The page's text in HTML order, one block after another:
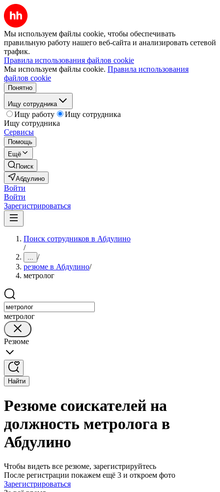
Мы используем файлы cookie, чтобы обеспечивать
правильную работу нашего веб-сайта и анализировать сетевой
трафик.
Правила использования файлов cookie
Мы используем файлы cookie. Правила использования
файлов cookie
Понятно
Ищу сотрудника
Ищу работу
Ищу сотрудника
Ищу сотрудника
Сервисы
Помощь
Ещё
Поиск
Абдулино
Войти
Войти
Зарегистрироваться
Поиск сотрудников в Абдулино
/
... /
резюме в Абдулино/
метролог
метролог
Резюме
Найти
Резюме соискателей на
должность метролога в
Абдулино
Чтобы видеть все резюме, зарегистрируйтесь
После регистрации покажем ещё 3 и откроем фото
Зарегистрироваться